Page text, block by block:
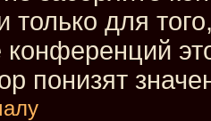
для
конференций
понизят